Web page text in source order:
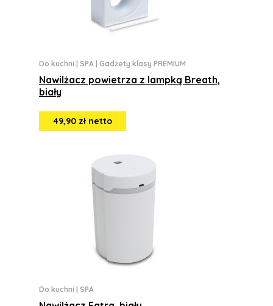
Do kuchni SPA Gadżety klasy PREMIUM
Nawilżacz powietrza z lampką Breath,
biały
49,90 zł netto
Do kuchni SPA